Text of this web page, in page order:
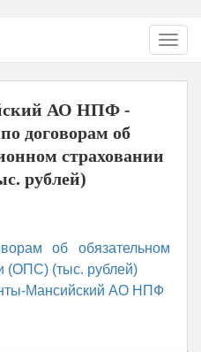
АО НПФ -
договорам об
страховании
рублей)
об обязательном
(ОПС) (тыс. рублей)
Мансийский АО НПФ